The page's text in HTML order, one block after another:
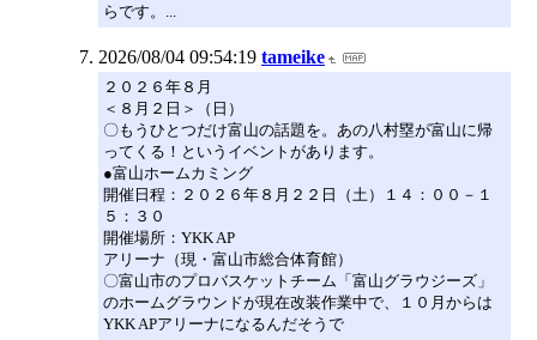
らです。...
2026/08/04 09:54:19 tameike
２０２６年８月
＜８月２日＞（日）
〇もうひとつだけ富山の話題を。あの八村塁が富山に帰
ってくる！というイベントがあります。
●富山ホームカミング
開催日程：２０２６年８月２２日（土）１４：００－１
５：３０
開催場所：YKK AP
アリーナ（現・富山市総合体育館）
〇富山市のプロバスケットチーム「富山グラウジーズ」
のホームグラウンドが現在改装作業中で、１０月からは
YKK APアリーナになるんだそうで